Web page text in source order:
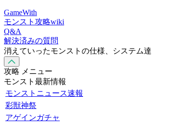
GameWith
モンスト攻略wiki
Q&A
解決済みの質問
消えていったモンストの仕様、システム達
攻略 メニュー
モンスト最新情報
モンストニュース速報
彩獣神祭
アゲインガチャ